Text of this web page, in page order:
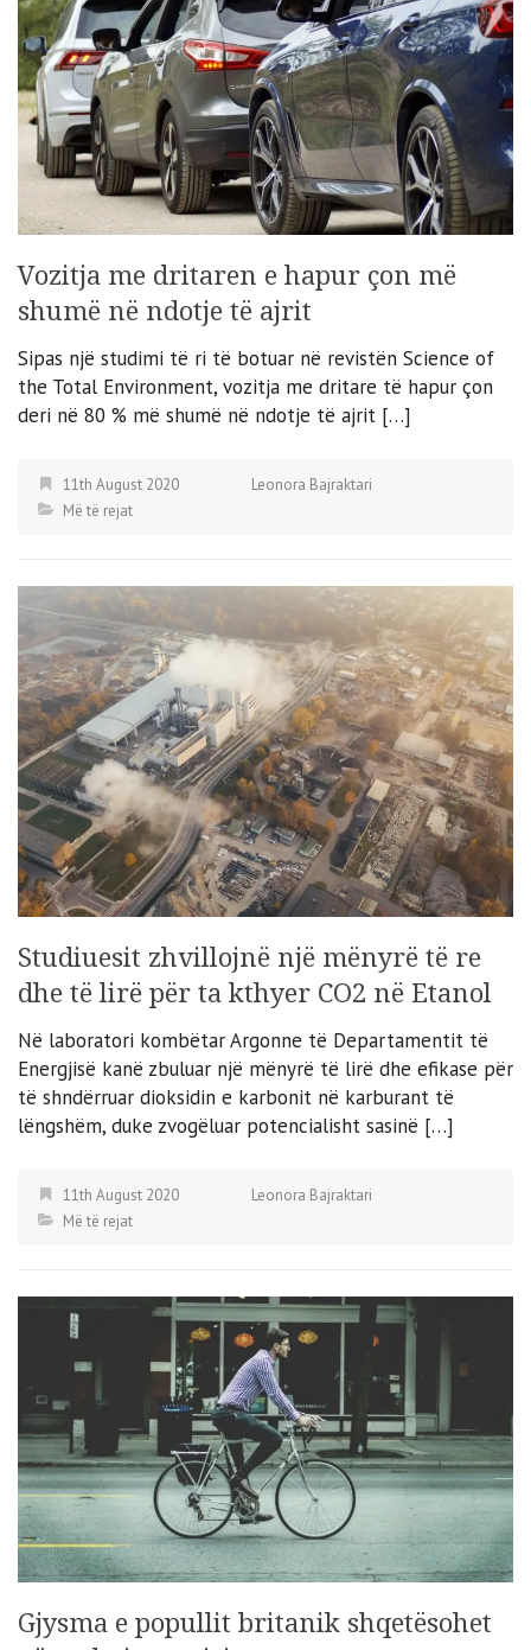
Vozitja me dritaren e hapur çon më
shumë në ndotje të ajrit
Sipas një studimi të ri të botuar në revistën Science of
the Total Environment, vozitja me dritare të hapur çon
deri në 80 % më shumë në ndotje të ajrit […]
11th August 2020
Leonora Bajraktari
Më të rejat
Studiuesit zhvillojnë një mënyrë të re
dhe të lirë për ta kthyer CO2 në Etanol
Në laboratori kombëtar Argonne të Departamentit të
Energjisë kanë zbuluar një mënyrë të lirë dhe efikase për
të shndërruar dioksidin e karbonit në karburant të
lëngshëm, duke zvogëluar potencialisht sasinë […]
11th August 2020
Leonora Bajraktari
Më të rejat
Gjysma e popullit britanik shqetësohet